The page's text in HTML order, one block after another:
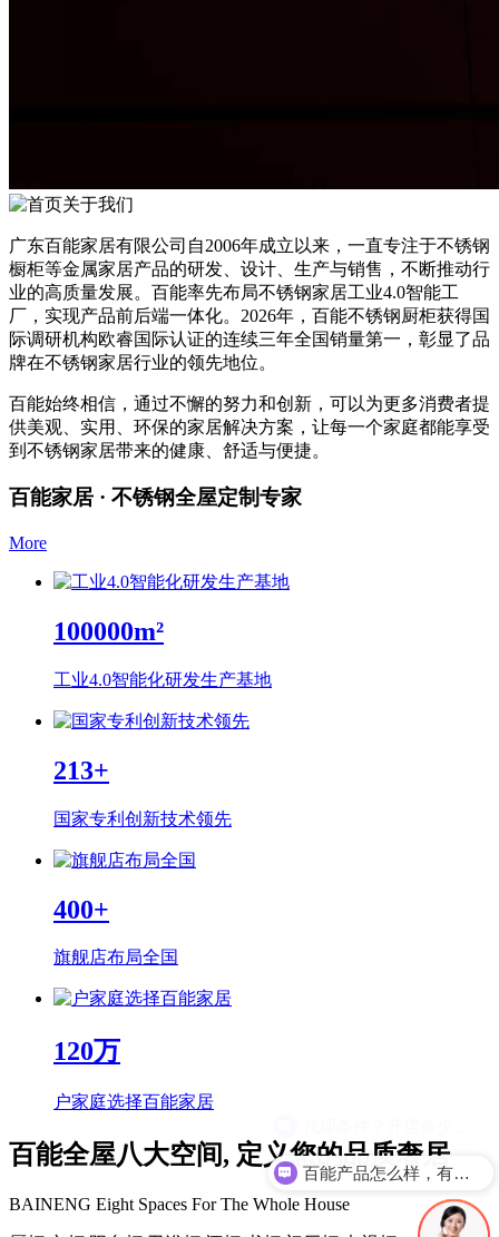
广东百能家居有限公司自2006年成立以来，一直专注于不锈钢
橱柜等金属家居产品的研发、设计、生产与销售，不断推动行
业的高质量发展。百能率先布局不锈钢家居工业4.0智能工
厂，实现产品前后端一体化。2026年，百能不锈钢厨柜获得国
际调研机构欧睿国际认证的连续三年全国销量第一，彰显了品
牌在不锈钢家居行业的领先地位。
百能始终相信，通过不懈的努力和创新，可以为更多消费者提
供美观、实用、环保的家居解决方案，让每一个家庭都能享受
到不锈钢家居带来的健康、舒适与便捷。
百能家居 · 不锈钢全屋定制专家
More
100000m²
工业4.0智能化研发生产基地
213+
国家专利创新技术领先
400+
旗舰店布局全国
120万
户家庭选择百能家居
百能全屋八大空间, 定义您的品质奢居
BAINENG Eight Spaces For The Whole House
百能产品怎么样，有什么优势？